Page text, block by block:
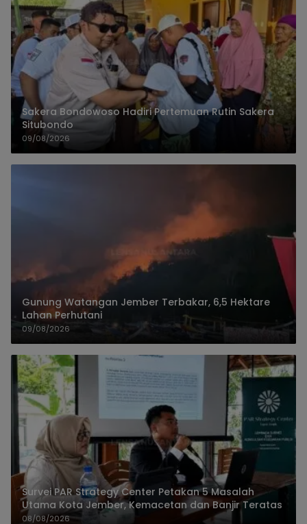
Sakera Bondowoso Hadiri Pertemuan Rutin Sakera
Situbondo
09/08/2026
Gunung Watangan Jember Terbakar, 6,5 Hektare
Lahan Perhutani
09/08/2026
Survei PAR Strategy Center Petakan 5 Masalah
Utama Kota Jember, Kemacetan dan Banjir Teratas
08/08/2026